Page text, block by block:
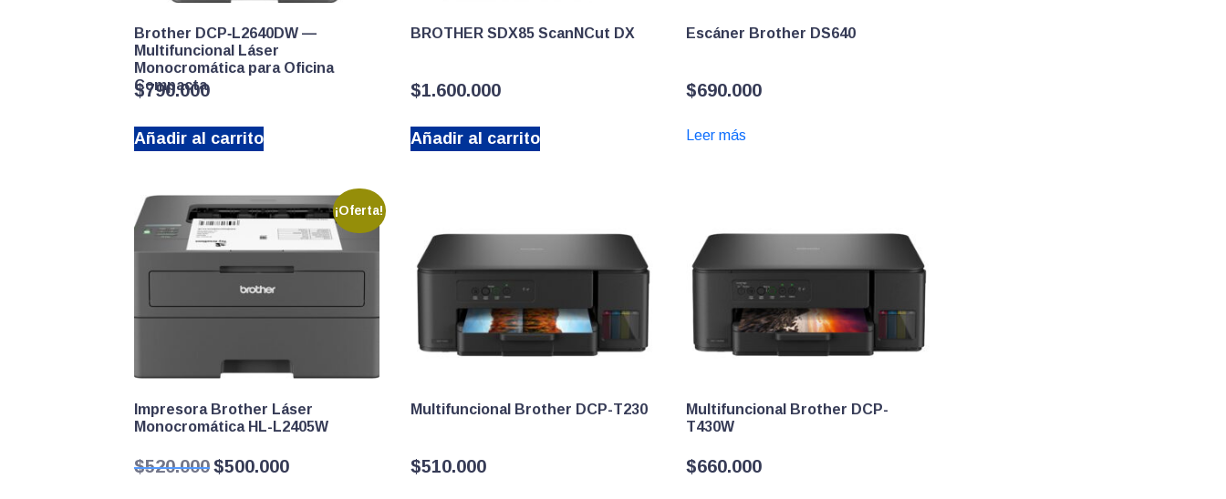
Brother DCP‑L2640DW —
Multifuncional Láser
Monocromática para Oficina
Compacta
$790.000
Añadir al carrito
BROTHER SDX85 ScanNCut DX
$1.600.000
Añadir al carrito
Escáner Brother DS640
$690.000
Leer más
¡Oferta!
Impresora Brother Láser
Monocromática HL-L2405W
$520.000 El
precio
$500.000El
Multifuncional Brother DCP-T230
$510.000
Multifuncional Brother DCP-
T430W
$660.000